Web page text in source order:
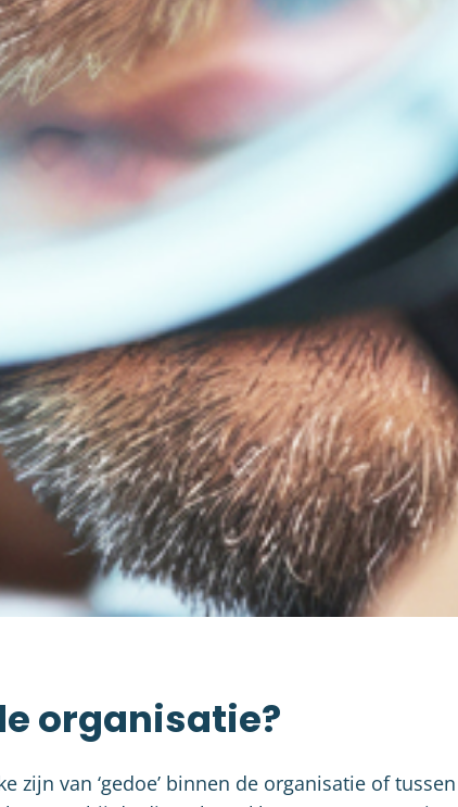
organisatie?
zijn van ‘gedoe’ binnen de organisatie of tussen